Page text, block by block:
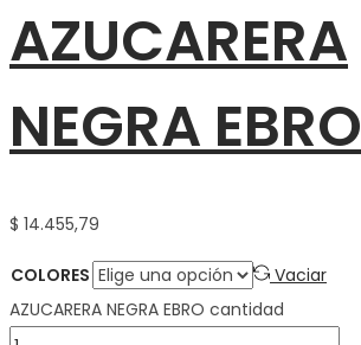
AZUCARERA
NEGRA EBRO
$ 14.455,79
COLORES
Vaciar
AZUCARERA NEGRA EBRO cantidad